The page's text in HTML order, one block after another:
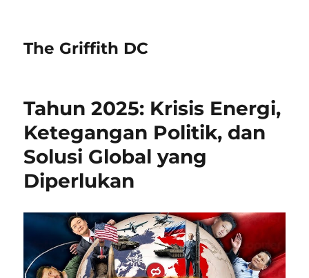
The Griffith DC
Tahun 2025: Krisis Energi,
Ketegangan Politik, dan
Solusi Global yang
Diperlukan